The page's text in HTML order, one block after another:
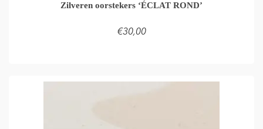
Zilveren oorstekers ‘ÉCLAT ROND’
€30,00